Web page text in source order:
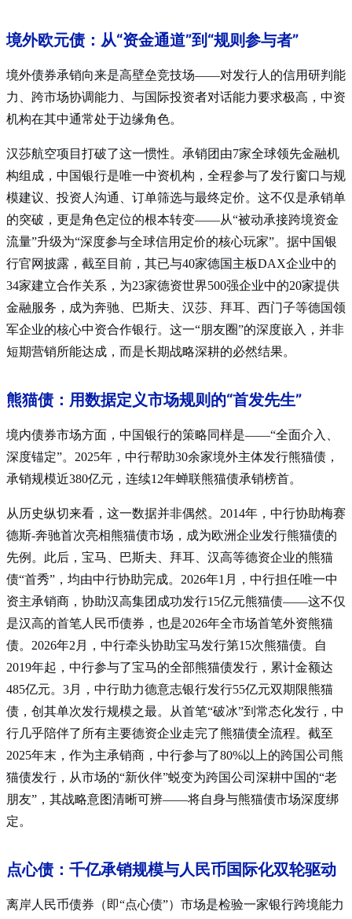
境外欧元债：从“资金通道”到“规则参与者”
境外债券承销向来是高壁垒竞技场——对发行人的信用研判能
力、跨市场协调能力、与国际投资者对话能力要求极高，中资
机构在其中通常处于边缘角色。
汉莎航空项目打破了这一惯性。承销团由7家全球领先金融机
构组成，中国银行是唯一中资机构，全程参与了发行窗口与规
模建议、投资人沟通、订单筛选与最终定价。这不仅是承销单
的突破，更是角色定位的根本转变——从“被动承接跨境资金
流量”升级为“深度参与全球信用定价的核心玩家”。据中国银
行官网披露，截至目前，其已与40家德国主板DAX企业中的
34家建立合作关系，为23家德资世界500强企业中的20家提供
金融服务，成为奔驰、巴斯夫、汉莎、拜耳、西门子等德国领
军企业的核心中资合作银行。这一“朋友圈”的深度嵌入，并非
短期营销所能达成，而是长期战略深耕的必然结果。
熊猫债：用数据定义市场规则的“首发先生”
境内债券市场方面，中国银行的策略同样是——“全面介入、
深度锚定”。2025年，中行帮助30余家境外主体发行熊猫债，
承销规模近380亿元，连续12年蝉联熊猫债承销榜首。
从历史纵切来看，这一数据并非偶然。2014年，中行协助梅赛
德斯-奔驰首次亮相熊猫债市场，成为欧洲企业发行熊猫债的
先例 。此后，宝马、巴斯夫、拜耳、汉高等德资企业的熊猫
债“首秀”，均由中行协助完成。2026年1月，中行担任唯一中
资主承销商，协助汉高集团成功发行15亿元熊猫债——这不仅
是汉高的首笔人民币债券，也是2026年全市场首笔外资熊猫
债。2026年2月，中行牵头协助宝马发行第15次熊猫债。自
2019年起，中行参与了宝马的全部熊猫债发行，累计金额达
485亿元。3月，中行助力德意志银行发行55亿元双期限熊猫
债，创其单次发行规模之最。从首笔“破冰”到常态化发行，中
行几乎陪伴了所有主要德资企业走完了熊猫债全流程。截至
2025年末，作为主承销商，中行参与了80%以上的跨国公司熊
猫债发行，从市场的“新伙伴”蜕变为跨国公司深耕中国的“老
朋友”，其战略意图清晰可辨——将自身与熊猫债市场深度绑
定。
点心债：千亿承销规模与人民币国际化双轮驱动
离岸人民币债券（即“点心债”）市场是检验一家银行跨境能力